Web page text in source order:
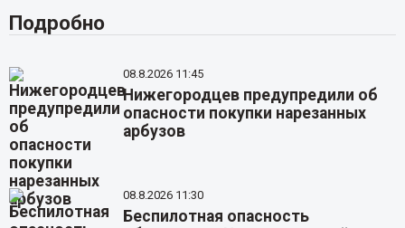
Подробно
08.8.2026 11:45
Нижегородцев предупредили об
опасности покупки нарезанных
арбузов
08.8.2026 11:30
Беспилотная опасность